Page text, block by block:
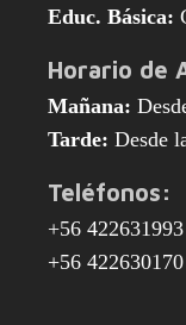
Educ. Básica:
Horario de
Mañana:
Tarde: Desde
Teléfonos:
+56
+56